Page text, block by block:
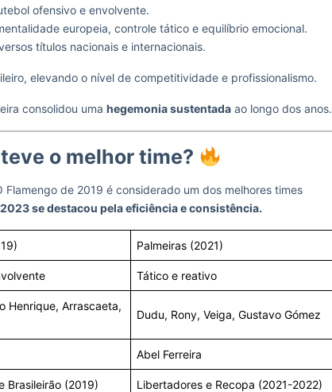
ofensivo e envolvente.
europeia, controle tático e equilíbrio emocional.
títulos nacionais e internacionais.
elevando o nível de competitividade e profissionalismo.
consolidou uma hegemonia sustentada ao longo dos anos.
o melhor time?
de 2019 é considerado um dos melhores times
se destacou pela eficiência e consistência.
Palmeiras (2021)
Tático e reativo
Henrique, Arrascaeta,
Dudu, Rony, Veiga, Gustavo Gómez
Abel Ferreira
Brasileirão (2019) Libertadores e Recopa (2021-2022)